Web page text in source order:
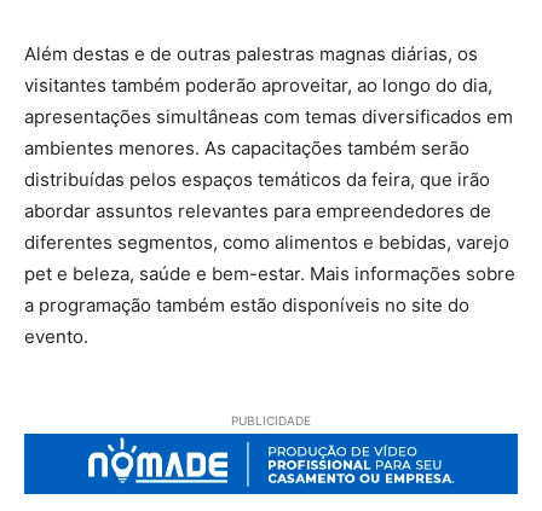
Além destas e de outras palestras magnas diárias, os
visitantes também poderão aproveitar, ao longo do dia,
apresentações simultâneas com temas diversificados em
ambientes menores. As capacitações também serão
distribuídas pelos espaços temáticos da feira, que irão
abordar assuntos relevantes para empreendedores de
diferentes segmentos, como alimentos e bebidas, varejo
pet e beleza, saúde e bem-estar. Mais informações sobre
a programação também estão disponíveis no site do
evento.
PUBLICIDADE